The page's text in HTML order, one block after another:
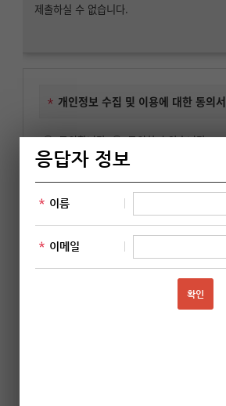
제출하실 수 없습니다.
개인정보 수집 및 이용에 대한 동의서
동의합니다 동의하지 않습니다
추천자 성명